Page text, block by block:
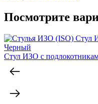
Посмотрите
Стул ИЗО с